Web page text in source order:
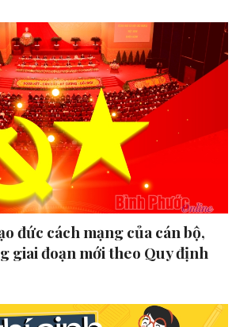
đức cách mạng của cán bộ,
giai đoạn mới theo Quy định